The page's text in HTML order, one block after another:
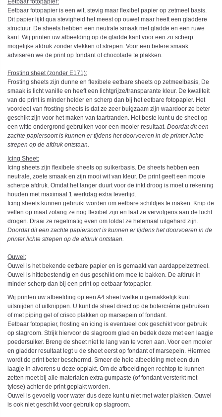
Eetbaar fotopapier:
Eetbaar fotopapier is een wit, stevig maar flexibel papier op zetmeel basis.
Dit papier lijkt qua stevigheid het meest op ouwel maar heeft een gladdere
structuur. De sheets hebben een neutrale smaak met gladde en een ruwe
kant. Wij printen uw afbeelding op de gladde kant voor een zo scherp
mogelijke afdruk zonder vlekken of strepen. Voor een betere smaak
adviseren we de print op fondant of chocolade te plakken.
Frosting sheet (zonder E171):
Frosting sheets zijn dunne en flexibele eetbare sheets op zetmeelbasis, De
smaak is licht vanille en heeft een lichtgrijze/transparante kleur. De kwaliteit
van de print is minder helder en scherp dan bij het eetbare fotopapier. Het
voordeel van frosting sheets is dat ze zeer buigzaam zijn waardoor ze beter
geschikt zijn voor het maken van taartranden. Het beste kunt u de sheet op
een witte ondergrond gebruiken voor een mooier resultaat. Doordat dit een
zachte papiersoort is kunnen er tijdens het doorvoeren in de printer lichte
strepen op de afdruk ontstaan.
Icing Sheet:
Icing sheets zijn flexibele sheets op suikerbasis. De sheets hebben een
neutrale, zoete smaak en zijn mooi wit van kleur. De print geeft een mooie
scherpe afdruk. Omdat het langer duurt voor de inkt droog is moet u rekening
houden met maximaal 1 werkdag extra levertijd.
Icing sheets kunnen gebruikt worden om eetbare schildjes te maken. Knip de
vellen op maat zolang ze nog flexibel zijn en laat ze vervolgens aan de lucht
drogen. Draai ze regelmatig even om totdat ze helemaal uitgehard zijn.
Doordat dit een zachte papiersoort is kunnen er tijdens het doorvoeren in de
printer lichte strepen op de afdruk ontstaan.
Ouwel:
Ouwel is het bekende eetbare papier en is gemaakt van aardappelzetmeel.
Ouwel is hittebestendig en dus geschikt om mee te bakken. De afdruk in
minder scherp dan bij een print op eetbaar fotopapier.
Wij printen uw afbeelding op een A4 sheet welke u gemakkelijk kunt
uitsnijden of uitknippen. U kunt de sheet direct op de botercréme gebruiken
of met piping gel of crisco plakken op marsepein of fondant.
Eetbaar fotopapier, frosting en icing is eventueel ook geschikt voor gebruik
op slagroom. Strijk hiervoor de slagroom glad en bedek deze met een laagje
poedersuiker. Breng de sheet niet te lang van te voren aan. Voor een mooier
en gladder resultaat legt u de sheet eerst op fondant of marsepein. Hiermee
wordt de print beter beschermd. Smeer de hele afbeelding met een dun
laagje in alvorens u deze opplakt. Om de afbeeldingen rechtop te kunnen
zetten moet bij alle materialen extra gumpaste (of fondant versterkt met
tylose) achter de print geplakt worden.
Ouwel is gevoelig voor water dus deze kunt u niet met water plakken. Ouwel
is ook niet geschikt voor gebruik op slagroom.